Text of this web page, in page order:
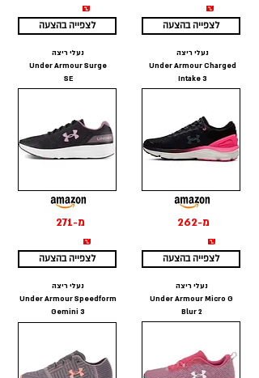
₪
לצפייה בהצעה
נעלי ריצה
Under Armour Surge
SE
מ-271
₪
לצפייה בהצעה
נעלי ריצה
Under Armour Speedform
Gemini 3
₪
לצפייה בהצעה
נעלי ריצה
Under Armour Charged
Intake 3
מ-262
₪
לצפייה בהצעה
נעלי ריצה
Under Armour Micro G
Blur 2